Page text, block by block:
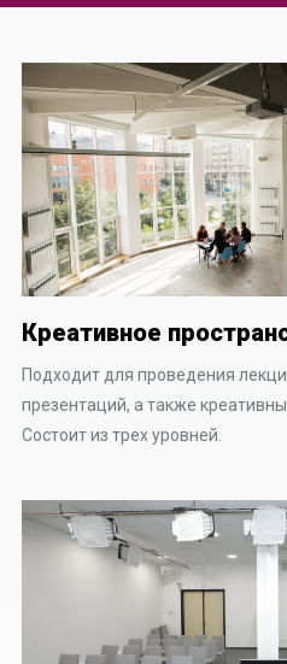
Креативное
Подходит для проведения
презентаций, а также
Состоит из трех уровней.